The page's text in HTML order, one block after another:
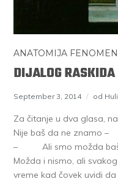
ANATOMIJA
DIJALOG
September 3, 2014 od
Za čitanje u dva glasa,
Nije baš da ne znamo
– Ali smo možda
Možda i nismo, ali
vreme kad čovek uvidi